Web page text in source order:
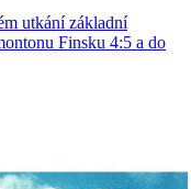
utkání základní
Finsku 4:5 a do